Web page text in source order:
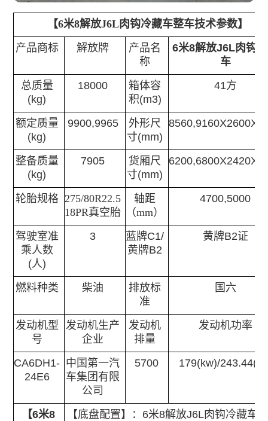
【6米8解放J6L肉钩冷藏车整车技术参数】
产品商标
解放牌
产品名
称
6米8解放J6L肉钩
车
总质量
(kg)
18000
箱体容
积(m3)
41方
额定质量
(kg)
9900,9965
外形尺
寸(mm)
整备质量
(kg)
7905
货厢尺
寸(mm)
轮胎规格 275/80R22.5
18PR真空胎
轴距
（mm）
4700,5000
驾驶室准
乘人数
(人)
3 蓝牌C1/
黄牌B2
黄牌B2证
燃料种类 柴油
排放标
准
国六
发动机型
号
发动机生产
企业
发动机
排量
发动机功率
CA6DH1-
24E6
中国第一汽
车集团有限
公司
5700 179(kw)/
【6米8
【底盘配置】： 6米8解放J6L肉钩冷藏车